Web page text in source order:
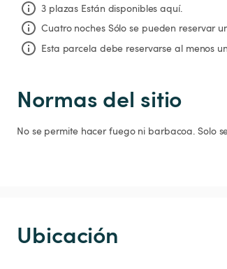
3 plazas Están disponibles aquí.
Cuatro noches Sólo se pueden reservar
Esta parcela debe reservarse al menos
Normas del sitio
No se permite hacer fuego ni barbacoa. Solo
Ubicación